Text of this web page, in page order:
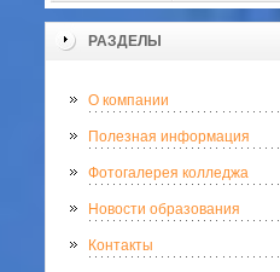
РАЗДЕЛЫ
О компании
Полезная информация
Фотогалерея колледжа
Новости образования
Контакты